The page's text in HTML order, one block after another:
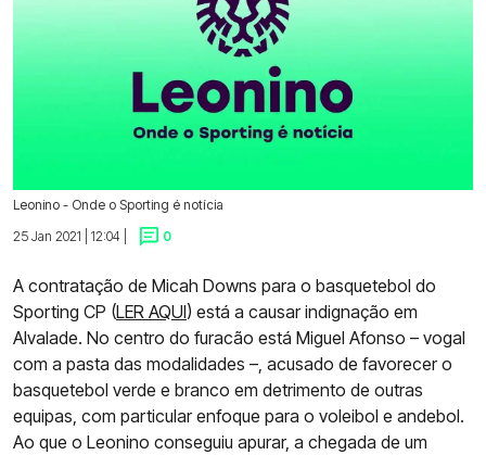
Leonino - Onde o Sporting é notícia
25 Jan 2021 | 12:04 |
0
A contratação de Micah Downs para o basquetebol do
Sporting CP (LER AQUI) está a causar indignação em
Alvalade. No centro do furacão está Miguel Afonso – vogal
com a pasta das modalidades –, acusado de favorecer o
basquetebol verde e branco em detrimento de outras
equipas, com particular enfoque para o voleibol e andebol.
Ao que o Leonino conseguiu apurar, a chegada de um